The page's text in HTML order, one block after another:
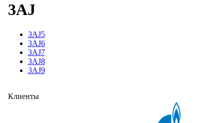
3AJ
3AJ5
3AJ6
3AJ7
3AJ8
3AJ9
Клиенты